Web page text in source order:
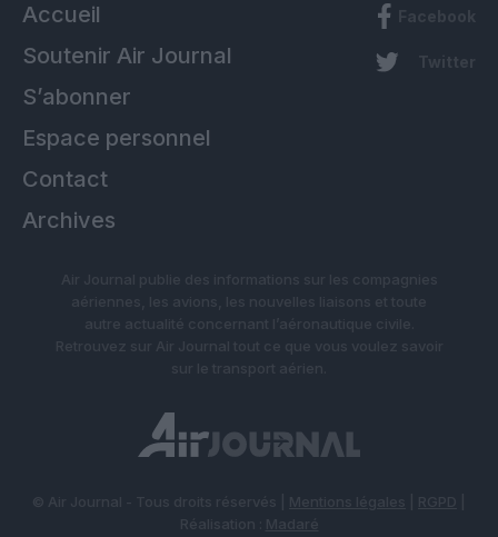
Accueil
Soutenir Air Journal
S’abonner
Espace personnel
Contact
Archives